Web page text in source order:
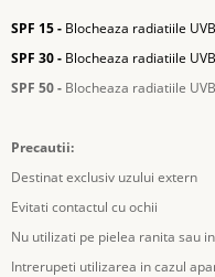
SPF 15 - Blocheaza radiatiile
SPF 30 - Blocheaza radiatiile
SPF 50 - Blocheaza radiatiile
Precautii:
Destinat exclusiv uzului extern
Evitati contactul cu ochii
Nu utilizati pe pielea ranita sau
Intrerupeti utilizarea in cazul